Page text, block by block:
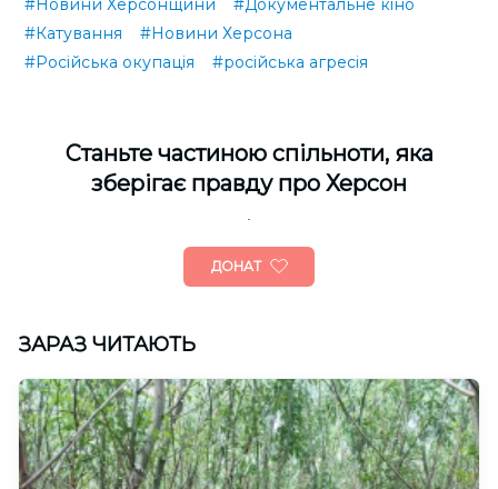
#Новини Херсонщини
#Документальне кіно
#Катування
#Новини Херсона
#Російська окупація
#російська агресія
Cтаньте частиною спільноти, яка
зберігає правду про Херсон
ДОНАТ
ЗАРАЗ ЧИТАЮТЬ